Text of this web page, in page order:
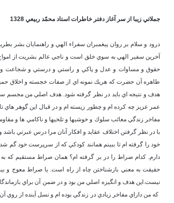
جملاتي زيبا از سر آغاز دفتر خاطرات استاد محمّد ربيعي 1328
درود و سلام بر روان پيغمبران سفراء الهي و راهنمايان بشر
آخرين سفير الهي به سوي خلق است و ناجي عالم بشريت از امواج
حقوق و مساوات و عدل و پاكي و راستي و درستي و شجاعت و
طاهره آن حضرت كه هريك نمونه اي از صفات خجسته و اخلاق
هدف و نتيجه اي بايد در نظر گرفته شود. هدف اصلي من مجسم
عمر عزيز چه كرده ام و چطور زيسته ام و در قبال اين گوهر هاي
مفاخر زندگي معائب سلوك و خوشيها و تلخيها و ناكامي ها و
با در نظر گرفتن اختلاف عقايد و افكار آنان مرا درس عبرتي
خود را گرفته ام تا ببينم همانند كودكي كه از سرپرست خود گم
دارم. كدام صراط را در بر گرفته ام؟ همان صراط مستقيم كه
حقيقت به معني بازشناختن چاه از راه است. يا صراط معوج و
نيست.اين هدف و انگيزه اصلي من بود و در ضمن آن براي
كه من داراي مفاخر زيادي در زندگي بوده ام و نسل آينده از روي